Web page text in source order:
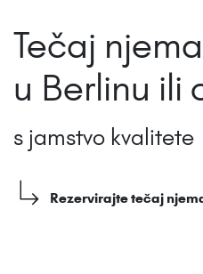
Tečaj
u Berlinu ili
s jamstvo kvalitete
Rezervirajte tečaj